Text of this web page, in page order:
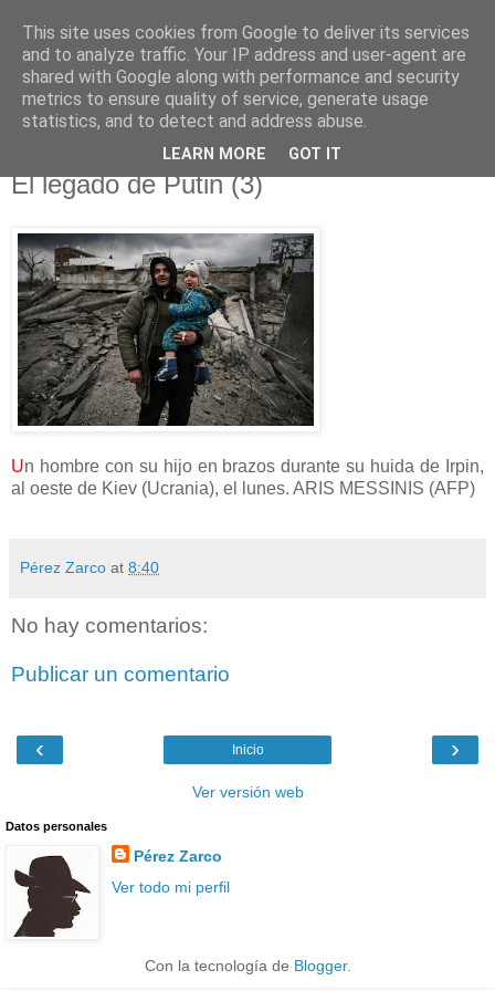
El pisapapeles de Karlsbad
Páginas de un escritor rural
lunes, 14 de marzo de 2022
El legado de Putin (3)
Un hombre con su hijo en brazos durante su huida de Irpin,
al oeste de Kiev (Ucrania), el lunes. ARIS MESSINIS (AFP)
Pérez Zarco at 8:40
No hay comentarios:
Publicar un comentario
‹ ›
Inicio
Ver versión web
Datos personales
Pérez Zarco
Ver todo mi perfil
Con la tecnología de Blogger.
This site uses cookies from Google to deliver its services
and to analyze traffic. Your IP address and user-agent are
shared with Google along with performance and security
metrics to ensure quality of service, generate usage
statistics, and to detect and address abuse.
LEARN MORE GOT IT